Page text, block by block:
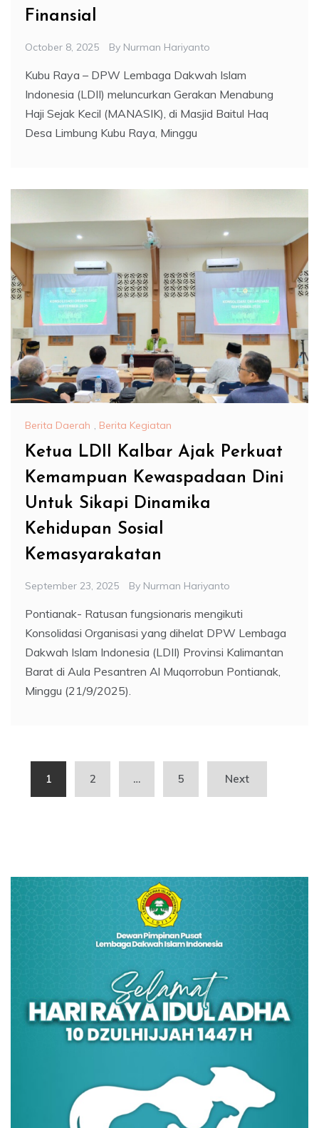
Finansial
October 8, 2025 By Nurman Hariyanto
Kubu Raya – DPW Lembaga Dakwah Islam
Indonesia (LDII) meluncurkan Gerakan Menabung
Haji Sejak Kecil (MANASIK), di Masjid Baitul Haq
Desa Limbung Kubu Raya, Minggu
Berita Daerah , Berita Kegiatan
Ketua LDII Kalbar Ajak Perkuat
Kemampuan Kewaspadaan Dini
Untuk Sikapi Dinamika
Kehidupan Sosial
Kemasyarakatan
September 23, 2025 By Nurman Hariyanto
Pontianak- Ratusan fungsionaris mengikuti
Konsolidasi Organisasi yang dihelat DPW Lembaga
Dakwah Islam Indonesia (LDII) Provinsi Kalimantan
Barat di Aula Pesantren Al Muqorrobun Pontianak,
Minggu (21/9/2025).
pagination
1 2 … 5 Next